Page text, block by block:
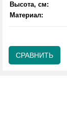
Высота, см:
Материал:
СРАВНИТЬ